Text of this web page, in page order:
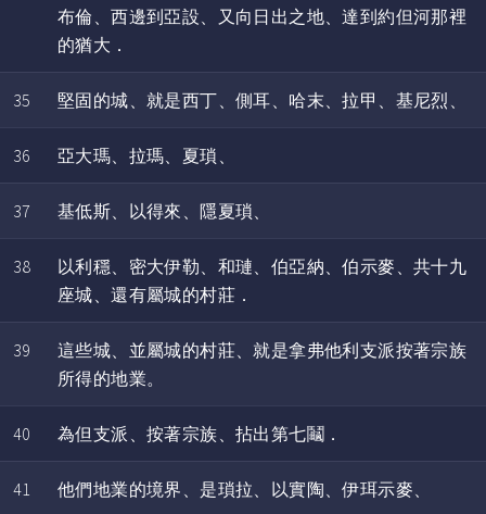
布倫、西邊到亞設、又向日出之地、達到約但河那裡
的猶大．
35 堅固的城、就是西丁、側耳、哈末、拉甲、基尼烈、
36 亞大瑪、拉瑪、夏瑣、
37 基低斯、以得來、隱夏瑣、
38
以利穩、密大伊勒、和璉、伯亞納、伯示麥、共十九
座城、還有屬城的村莊．
39
這些城、並屬城的村莊、就是拿弗他利支派按著宗族
所得的地業。
40 為但支派、按著宗族、拈出第七鬮．
41 他們地業的境界、是瑣拉、以實陶、伊珥示麥、